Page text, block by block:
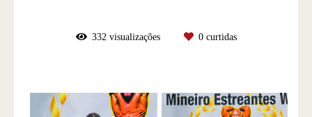
332visualizações 0curtidas